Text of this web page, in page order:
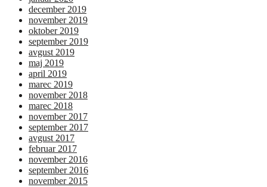
december 2019
november 2019
oktober 2019
september 2019
avgust 2019
maj 2019
april 2019
marec 2019
november 2018
marec 2018
november 2017
september 2017
avgust 2017
februar 2017
november 2016
september 2016
november 2015